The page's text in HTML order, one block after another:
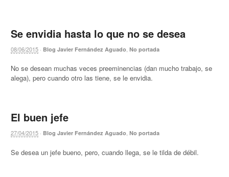
Se envidia hasta lo que no se desea
08/06/2015 · Blog Javier Fernández Aguado ,No portada
No se desean muchas veces preeminencias (dan mucho trabajo, se
alega), pero cuando otro las tiene, se le envidia.
El buen jefe
27/04/2015 · Blog Javier Fernández Aguado ,No portada
Se desea un jefe bueno, pero, cuando llega, se le tilda de débil.